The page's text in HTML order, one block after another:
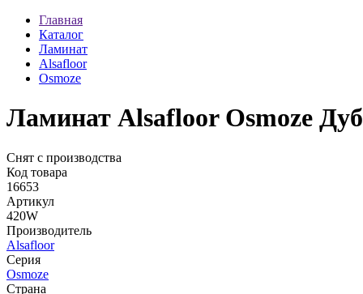
Главная
Каталог
Ламинат
Alsafloor
Osmoze
Ламинат Alsafloor Osmoze
Снят с производства
Код товара
16653
Артикул
420W
Производитель
Alsafloor
Серия
Osmoze
Страна